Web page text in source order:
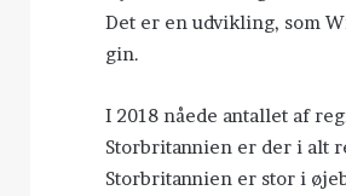
Det er en udvikling, som
gin.
I 2018 nåede antallet af
Storbritannien er der i alt
Storbritannien er stor i